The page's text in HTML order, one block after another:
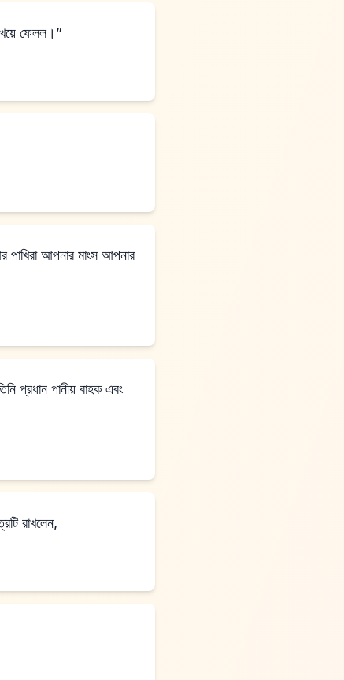
ফেলল।”
পাখিরা আপনার মাংস আপনার
প্রধান পানীয় বাহক এবং
রাখলেন,